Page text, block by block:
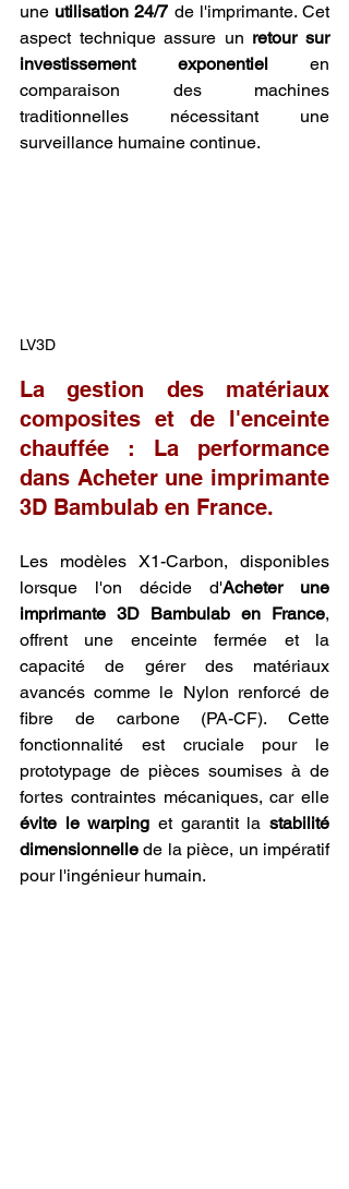
une utilisation 24/7 de l'imprimante. Cet
aspect technique assure un retour sur
investissement exponentiel en
comparaison des machines
traditionnelles nécessitant une
surveillance humaine continue.
LV3D
La gestion des matériaux
composites et de l'enceinte
chauffée : La performance
dans Acheter une imprimante
3D Bambulab en France.
Les modèles X1-Carbon, disponibles
lorsque l'on décide d'Acheter une
imprimante 3D Bambulab en France,
offrent une enceinte fermée et la
capacité de gérer des matériaux
avancés comme le Nylon renforcé de
fibre de carbone (PA-CF). Cette
fonctionnalité est cruciale pour le
prototypage de pièces soumises à de
évite le warping et garantit la stabilité
dimensionnelle de la pièce, un impératif
pour l'ingénieur humain.